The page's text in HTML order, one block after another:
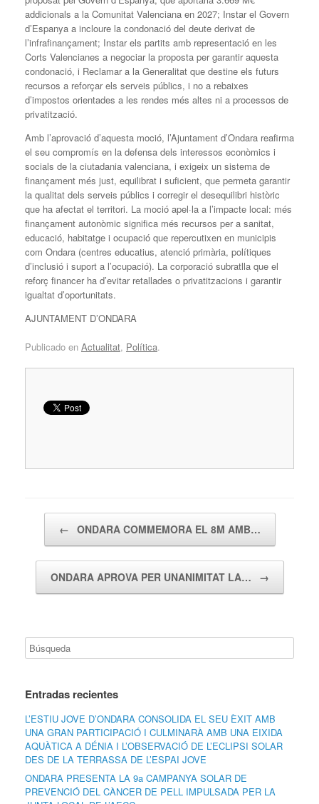
addicionals a la Comunitat Valenciana en 2027; Instar el Govern
d’Espanya a incloure la condonació del deute derivat de
l’infrafinançament; Instar els partits amb representació en les
Corts Valencianes a negociar la proposta per garantir aquesta
condonació, i Reclamar a la Generalitat que destine els futurs
recursos a reforçar els serveis públics, i no a rebaixes
d’impostos orientades a les rendes més altes ni a processos de
privatització.
Amb l’aprovació d’aquesta moció, l’Ajuntament d’Ondara reafirma
el seu compromís en la defensa dels interessos econòmics i
socials de la ciutadania valenciana, i exigeix un sistema de
finançament més just, equilibrat i suficient, que permeta garantir
la qualitat dels serveis públics i corregir el desequilibri històric
que ha afectat el territori. La moció apel·la a l’impacte local: més
finançament autonòmic significa més recursos per a sanitat,
educació, habitatge i ocupació que repercutixen en municipis
com Ondara (centres educatius, atenció primària, polítiques
d’inclusió i suport a l’ocupació). La corporació subratlla que el
reforç financer ha d’evitar retallades o privatitzacions i garantir
igualtat d’oportunitats.
AJUNTAMENT D’ONDARA
Publicado en Actualitat, Política.
← ONDARA COMMEMORA EL 8M AMB…
ONDARA APROVA PER UNANIMITAT LA… →
Entradas recientes
L’ESTIU JOVE D’ONDARA CONSOLIDA EL SEU ÈXIT AMB
UNA GRAN PARTICIPACIÓ I CULMINARÀ AMB UNA EIXIDA
AQUÀTICA A DÉNIA I L’OBSERVACIÓ DE L’ECLIPSI SOLAR
DES DE LA TERRASSA DE L’ESPAI JOVE
ONDARA PRESENTA LA 9a CAMPANYA SOLAR DE
PREVENCIÓ DEL CÀNCER DE PELL IMPULSADA PER LA